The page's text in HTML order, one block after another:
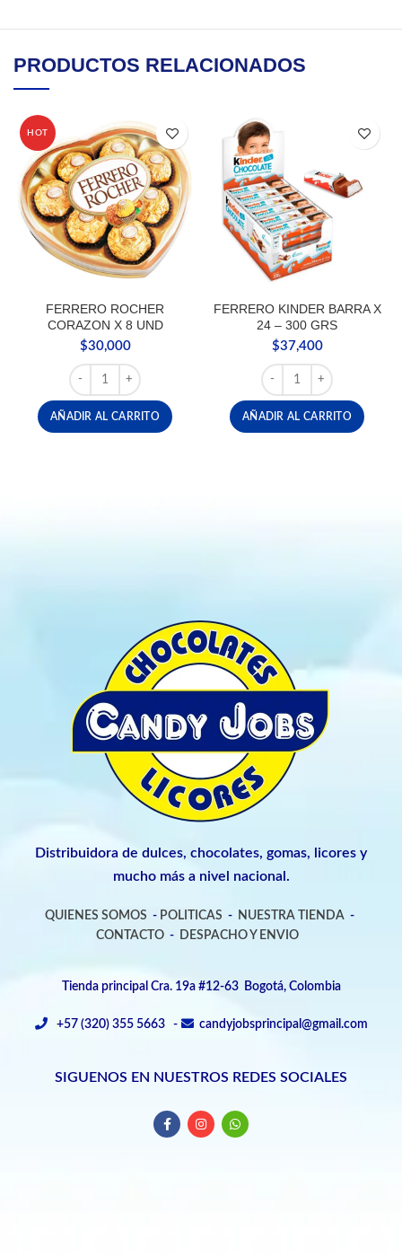
PRODUCTOS RELACIONADOS
HOT
FERRERO ROCHER
CORAZON X 8 UND
$30,000
FERRERO ROCHER CORAZON X 8 UND cantidad
AÑADIR AL CARRITO
FERRERO KINDER BARRA X
24 – 300 GRS
$37,400
FERRERO KINDER
AÑADIR AL CARRITO
Distribuidora de dulces, chocolates, gomas, licores y
mucho más a nivel nacional.
QUIENES SOMOS - POLITICAS - NUESTRA TIENDA -
CONTACTO- DESPACHO Y ENVIO
Tienda principal Cra. 19a #12-63 Bogotá, Colombia
+57 (320) 355 5663 - candyjobsprincipal@gmail.com
SIGUENOS EN NUESTROS REDES SOCIALES